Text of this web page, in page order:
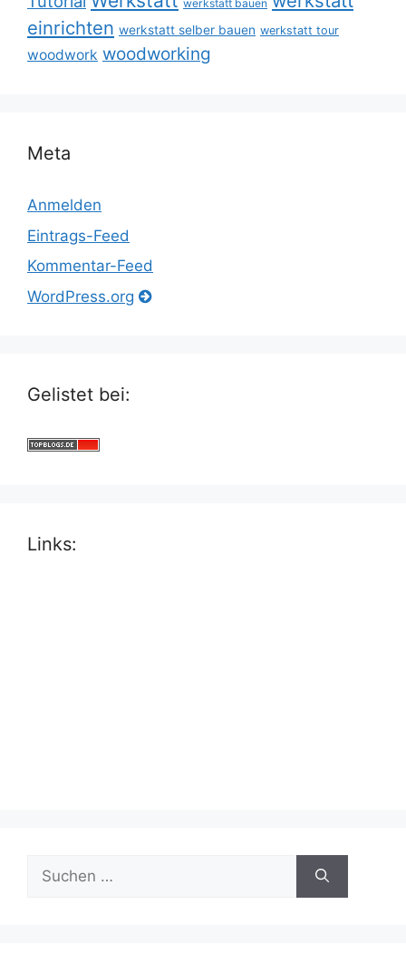
werkstatt bauen
einrichten werkstatt selber bauen werkstatt tour
woodwork woodworking
Meta
Anmelden
Eintrags-Feed
Kommentar-Feed
WordPress.org
Gelistet bei:
Links:
nach: